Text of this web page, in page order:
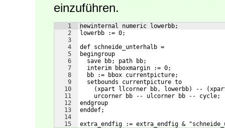
einzuführen.
1
2
3
4
5
6
7
8
9
10
11
12
13
14
15
newinternal numeric lowerbb;
lowerbb := 0;
def schneide_unterhalb =
begingroup
  save bb; path bb;
  interim bboxmargin := 0;
  bb := bbox currentpicture;
  setbounds currentpicture to
(xpart llcorner bb, lowerbb) --
    urcorner bb -- ulcorner bb -- cycle;
endgroup
enddef;
extra_endfig := extra_endfig &